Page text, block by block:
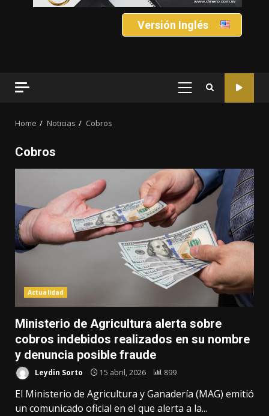
Versión Inglés
PRIMARY
Home Noticias Cobros
Cobros
Actualidad
Ministerio de Agricultura alerta sobre
cobros indebidos realizados en su nombre
y denuncia posible fraude
Leydin Sorto 15 abril, 2026 899
El Ministerio de Agricultura y Ganadería (MAG) emitió
un comunicado oficial en el que alerta a la...